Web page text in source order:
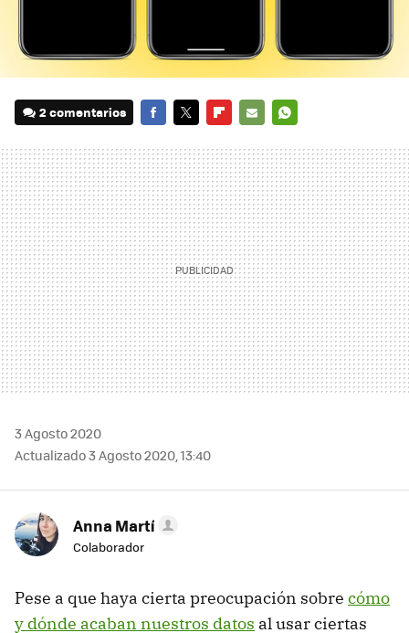
2 comentarios
MAIL
3 Agosto 2020
Actualizado 3 Agosto 2020, 13:40
Anna Martí
Colaborador
Pese a que haya cierta preocupación sobre cómo
y dónde acaban nuestros datos al usar ciertas